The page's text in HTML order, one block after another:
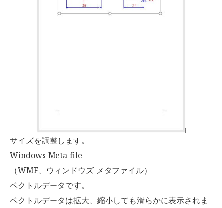
サイズを調整します。
Windows Meta file
（WMF、ウィンドウズ メタファイル）
ベクトルデータです。
ベクトルデータは拡大、縮小しても滑らかに表示されま